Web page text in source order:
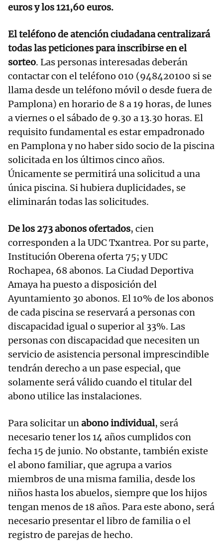
euros y los 121,60 euros.
El teléfono de atención ciudadana centralizará
todas las peticiones para inscribirse en el
sorteo. Las personas interesadas deberán
contactar con el teléfono 010 (948420100 si se
llama desde un teléfono móvil o desde fuera de
Pamplona) en horario de 8 a 19 horas, de lunes
a viernes o el sábado de 9.30 a 13.30 horas. El
requisito fundamental es estar empadronado
en Pamplona y no haber sido socio de la piscina
solicitada en los últimos cinco años.
Únicamente se permitirá una solicitud a una
única piscina. Si hubiera duplicidades, se
eliminarán todas las solicitudes.
De los 273 abonos ofertados, cien
corresponden a la UDC Txantrea. Por su parte,
Institución Oberena oferta 75; y UDC
Rochapea, 68 abonos. La Ciudad Deportiva
Amaya ha puesto a disposición del
Ayuntamiento 30 abonos. El 10% de los abonos
de cada piscina se reservará a personas con
discapacidad igual o superior al 33%. Las
personas con discapacidad que necesiten un
servicio de asistencia personal imprescindible
tendrán derecho a un pase especial, que
solamente será válido cuando el titular del
abono utilice las instalaciones.
Para solicitar unabono individual, será
necesario tener los 14 años cumplidos con
fecha 15 de junio. No obstante, también existe
el abono familiar, que agrupa a varios
miembros de una misma familia, desde los
niños hasta los abuelos, siempre que los hijos
tengan menos de 18 años. Para este abono, será
necesario presentar el libro de familia o el
registro de parejas de hecho.